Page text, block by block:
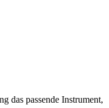
das passende Instrument,